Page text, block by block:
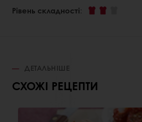
Рівень складності:
ДЕТАЛЬНІШЕ
СХОЖІ РЕЦЕПТИ